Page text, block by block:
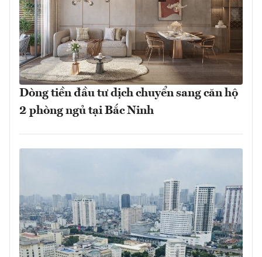
Dòng tiền đầu tư dịch chuyển sang căn hộ
2 phòng ngủ tại Bắc Ninh